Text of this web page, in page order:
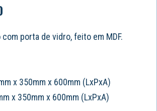
porta de vidro, feito em MDF.
x 350mm x 600mm (LxPxA)
x 350mm x 600mm (LxPxA)